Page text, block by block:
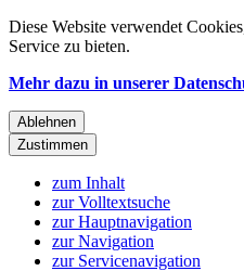
Diese Website verwendet Cookies
Service zu bieten.
Mehr dazu in unserer
Ablehnen
Zustimmen
zum Inhalt
zur Volltextsuche
zur Hauptnavigation
zur Navigation
zur Servicenavigation